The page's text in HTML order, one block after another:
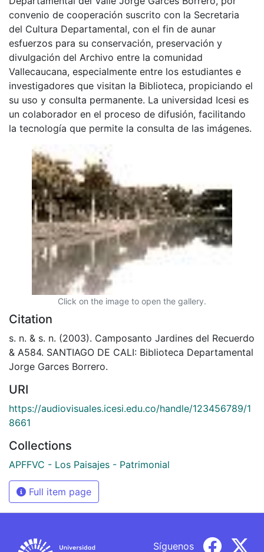
convenio de cooperación suscrito con la Secretaria
del Cultura Departamental, con el fin de aunar
esfuerzos para su conservación, preservación y
divulgación del Archivo entre la comunidad
Vallecaucana, especialmente entre los estudiantes e
investigadores que visitan la Biblioteca, propiciando el
su uso y consulta permanente. La universidad Icesi es
un colaborador en el proceso de difusión, facilitando
la tecnología que permite la consulta de las imágenes.
Click on the image to open the gallery.
Citation
s. n. & s. n. (2003). Camposanto Jardines del Recuerdo
& A584. SANTIAGO DE CALI: Biblioteca Departamental
Jorge Garces Borrero.
URI
https://audiovisuales.icesi.edu.co/handle/123456789/1
8661
Collections
APFFVC - Los Paisajes - Patrimonial
Full item page
Síguenos